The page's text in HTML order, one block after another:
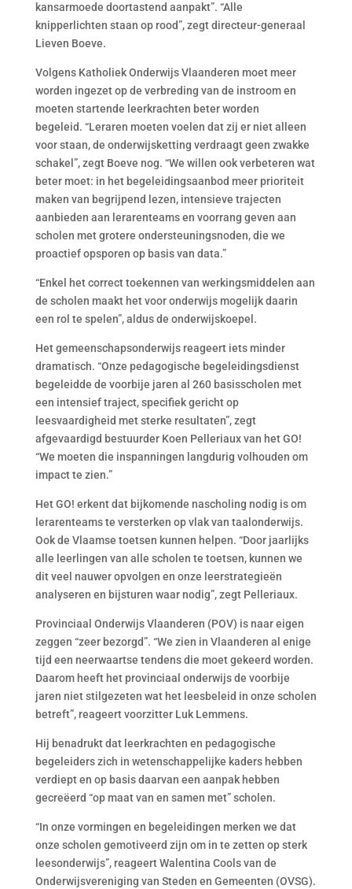
kansarmoede doortastend aanpakt”. “Alle
knipperlichten staan op rood”, zegt directeur-generaal
Lieven Boeve.
Volgens Katholiek Onderwijs Vlaanderen moet meer
worden ingezet op de verbreding van de instroom en
moeten startende leerkrachten beter worden
begeleid. “Leraren moeten voelen dat zij er niet alleen
voor staan, de onderwijsketting verdraagt geen zwakke
schakel”, zegt Boeve nog. “We willen ook verbeteren wat
beter moet: in het begeleidingsaanbod meer prioriteit
maken van begrijpend lezen, intensieve trajecten
aanbieden aan lerarenteams en voorrang geven aan
scholen met grotere ondersteuningsnoden, die we
proactief opsporen op basis van data.”
“Enkel het correct toekennen van werkingsmiddelen aan
de scholen maakt het voor onderwijs mogelijk daarin
een rol te spelen”, aldus de onderwijskoepel.
Het gemeenschapsonderwijs reageert iets minder
dramatisch. “Onze pedagogische begeleidingsdienst
begeleidde de voorbije jaren al 260 basisscholen met
een intensief traject, specifiek gericht op
leesvaardigheid met sterke resultaten”, zegt
afgevaardigd bestuurder Koen Pelleriaux van het GO!
“We moeten die inspanningen langdurig volhouden om
impact te zien.”
Het GO! erkent dat bijkomende nascholing nodig is om
lerarenteams te versterken op vlak van taalonderwijs.
Ook de Vlaamse toetsen kunnen helpen. “Door jaarlijks
alle leerlingen van alle scholen te toetsen, kunnen we
dit veel nauwer opvolgen en onze leerstrategieën
analyseren en bijsturen waar nodig”, zegt Pelleriaux.
Provinciaal Onderwijs Vlaanderen (POV) is naar eigen
zeggen “zeer bezorgd”. “We zien in Vlaanderen al enige
tijd een neerwaartse tendens die moet gekeerd worden.
Daarom heeft het provinciaal onderwijs de voorbije
jaren niet stilgezeten wat het leesbeleid in onze scholen
betreft”, reageert voorzitter Luk Lemmens.
Hij benadrukt dat leerkrachten en pedagogische
begeleiders zich in wetenschappelijke kaders hebben
verdiept en op basis daarvan een aanpak hebben
gecreëerd “op maat van en samen met” scholen.
“In onze vormingen en begeleidingen merken we dat
onze scholen gemotiveerd zijn om in te zetten op sterk
leesonderwijs”, reageert Walentina Cools van de
Onderwijsvereniging van Steden en Gemeenten (OVSG).